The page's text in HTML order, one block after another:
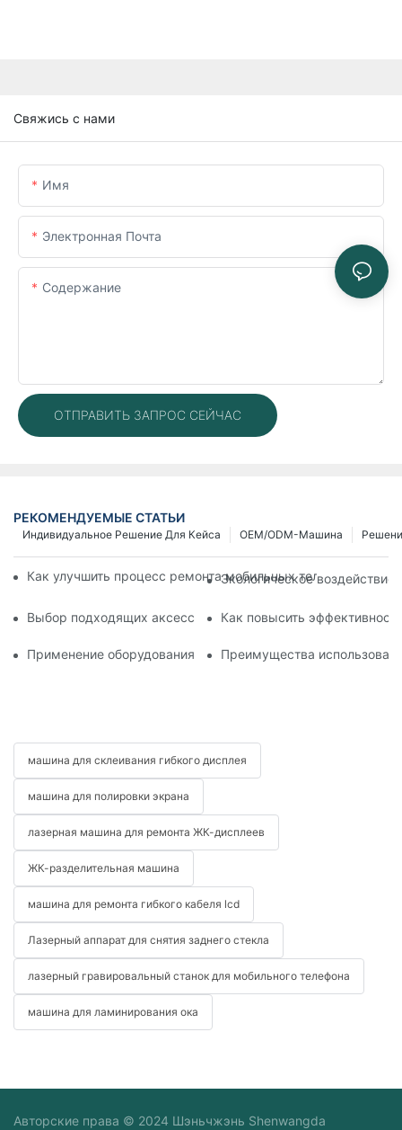
Свяжись с нами
Имя
Электронная Почта
Содержание
ОТПРАВИТЬ ЗАПРОС СЕЙЧАС
РЕКОМЕНДУЕМЫЕ СТАТЬИ
OEM/ODM-Машина
Индивидуальное Решение Для Кейса
Как улучшить процесс ремонта мобильных телефонов с
Экологическое
Выбор подходящих аксессуаров для вашего устройства
Как повысить
Применение оборудования для ремонта телефонов при
Преимущества
машина для склеивания гибкого дисплея
машина для полировки экрана
лазерная машина для ремонта ЖК-дисплеев
ЖК-разделительная машина
машина для ремонта гибкого кабеля lcd
Лазерный аппарат для снятия заднего стекла
лазерный гравировальный станок для мобильного телефона
машина для ламинирования ока
Авторские права © 2024 Шэньчжэнь Shenwangda